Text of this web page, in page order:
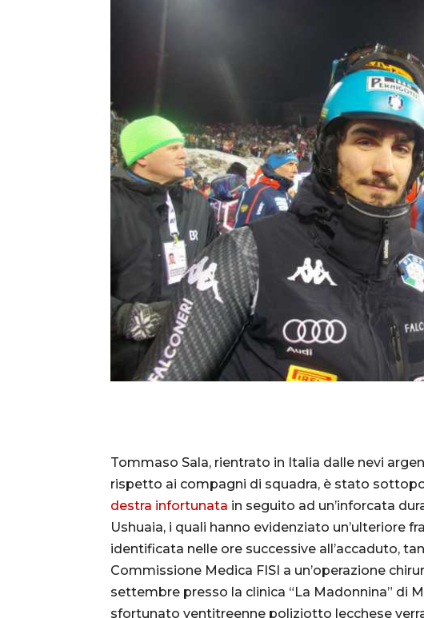
Tommaso Sala, rientrato in Italia dalle nevi
rispetto ai compagni di squadra, è stato
destra infortunata in seguito ad un’inforcata
Ushuaia, i quali hanno evidenziato un’ulteriore
identificata nelle ore successive all’accaduto,
Commissione Medica FISI a un’operazione
settembre presso la clinica “La Madonnina” di
sfortunato ventitreenne poliziotto lecchese